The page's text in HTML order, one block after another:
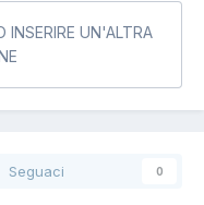
INSERIRE UN'ALTRA
Seguaci 0